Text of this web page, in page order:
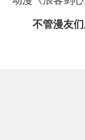
不管漫友